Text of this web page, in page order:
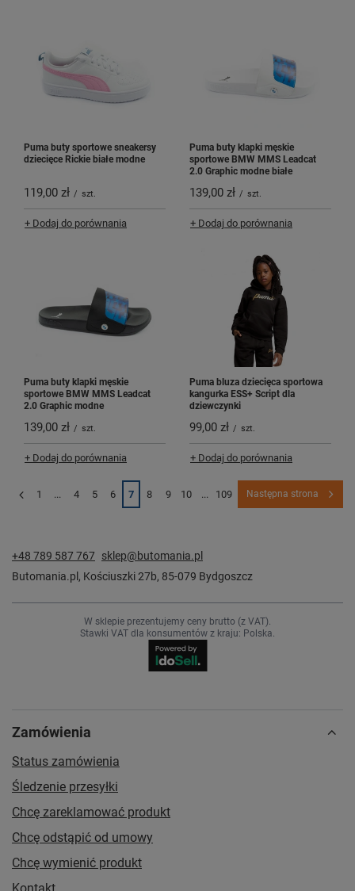
Puma buty sportowe sneakersy
dziecięce Rickie białe modne
119,00 zł / szt.
+ Dodaj do porównania
Puma buty klapki męskie
sportowe BMW MMS Leadcat
2.0 Graphic modne białe
139,00 zł / szt.
+ Dodaj do porównania
Puma buty klapki męskie
sportowe BMW MMS Leadcat
2.0 Graphic modne
139,00 zł / szt.
+ Dodaj do porównania
Puma bluza dziecięca sportowa
kangurka ESS+ Script dla
dziewczynki
99,00 zł / szt.
+ Dodaj do porównania
1 ... 4 5 6 7 8 9 10 ... 109 Następna strona
+48 789 587 767 sklep@butomania.pl
Butomania.pl , Kościuszki 27b, 85-079 Bydgoszcz
W sklepie prezentujemy ceny brutto (z VAT).
Stawki VAT dla konsumentów z kraju: Polska.
Zamówienia
Status zamówienia
Śledzenie przesyłki
Chcę zareklamować produkt
Chcę odstąpić od umowy
Chcę wymienić produkt